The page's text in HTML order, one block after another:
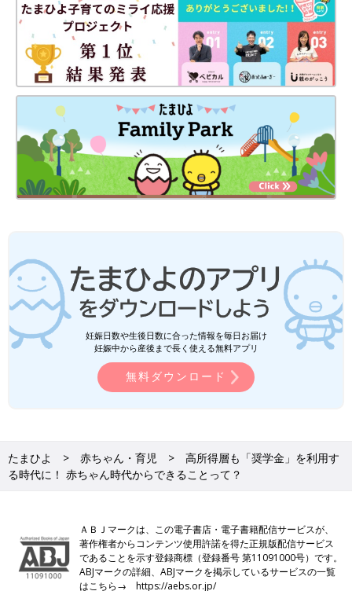
妊娠日数や生後日数に合った情報を毎日お届け
妊娠中から産後まで長く使える無料アプリ
無料ダウンロード
たまひよ 赤ちゃん・育児
高所得層も「奨学金」を利用す
る時代に！ 赤ちゃん時代からできることって？
ＡＢＪマークは、この電子書店・電子書籍配信サービスが、
著作権者からコンテンツ使用許諾を得た正規版配信サービス
であることを示す登録商標（登録番号 第11091000号）です。
ABJマークの詳細、ABJマークを掲示しているサービスの一覧
はこちら→https://aebs.or.jp/